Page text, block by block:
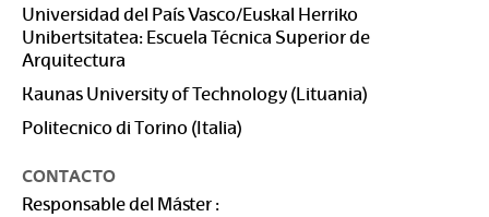
Universidad del País Vasco/Euskal Herriko
Unibertsitatea: Escuela Técnica Superior de
Arquitectura
Kaunas University of Technology (Lituania)
Politecnico di Torino (Italia)
CONTACTO
Responsable del Máster :